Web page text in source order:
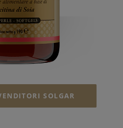
SOLGAR